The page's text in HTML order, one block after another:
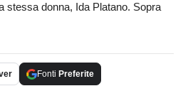
stessa donna, Ida Platano. Sopra
Fonti Preferite